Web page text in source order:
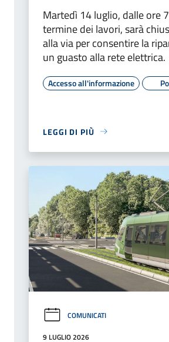
Martedì 14 luglio, dalle ore
termine dei lavori, sarà
alla via per consentire la
un guasto alla rete elettrica.
Accesso all'informazione
LEGGI DI PIÙ
COMUNICATI
9 LUGLIO 2026